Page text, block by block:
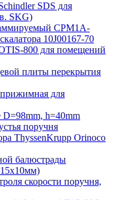
SDS для
SKG)
CPM1A-
10J00167-70
800 для помещений
плиты перекрытия
прижимная для
D=98mm, h=40mm
поручня
ThyssenKrupp Orinoco
балюстрады
скорости поручня,